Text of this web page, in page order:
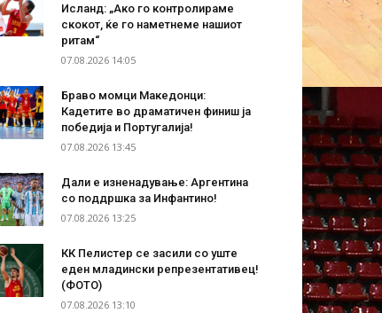
Исланд: „Ако го контролираме
скокот, ќе го наметнеме нашиот
ритам“
07.08.2026 14:05
Браво момци Македонци:
Кадетите во драматичен финиш ја
победија и Португалија!
07.08.2026 13:45
Дали е изненадување: Аргентина
со поддршка за Инфантино!
07.08.2026 13:25
КК Пелистер се засили со уште
еден младински репрезентативец!
(ФОТО)
07.08.2026 13:10